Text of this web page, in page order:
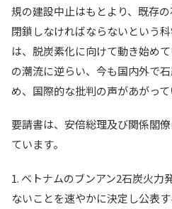
規の建設中止はもとより、既存
閉鎖しなければならないという
は、脱炭素化に向けて動き始め
の潮流に逆らい、今も国内外で
め、国際的な批判の声があがって
要請書は、安倍総理及び関係閣
ています。
1. ベトナムのブンアン2石炭火力
ないことを速やかに決定し公表す